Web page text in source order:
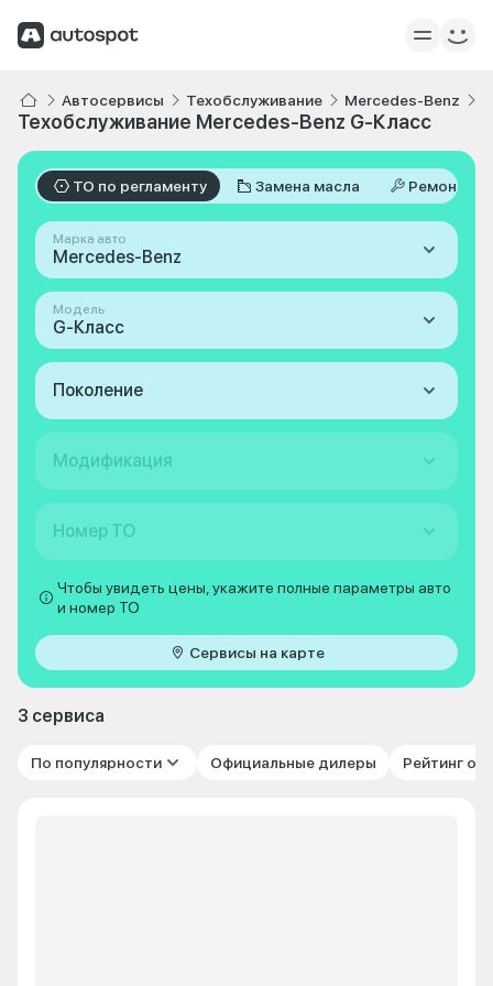
Автосервисы Техобслуживание Mercedes-Benz
Техобслуживание Mercedes-Benz G-Класс
ТО по регламенту Замена масла Ремонт
Марка авто
Mercedes-Benz
Модель
G-Класс
Поколение
Модификация
Номер ТО
Чтобы увидеть цены, укажите полные параметры авто
и номер ТО
Сервисы на карте
3 сервиса
По популярности Официальные дилеры Рейтинг